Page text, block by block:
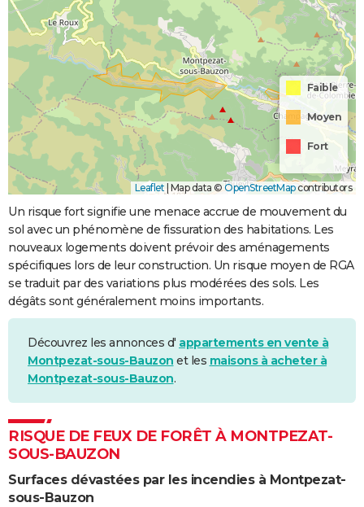
Faible
Moyen
Fort
Leaflet | Map data © OpenStreetMapcontributors
Un risque fort signifie une menace accrue de mouvement du
sol avec un phénomène de fissuration des habitations. Les
nouveaux logements doivent prévoir des aménagements
spécifiques lors de leur construction. Un risque moyen de RGA
se traduit par des variations plus modérées des sols. Les
dégâts sont généralement moins importants.
Découvrez les annonces d' appartements en vente à
Montpezat-sous-Bauzon et les maisons à acheter à
Montpezat-sous-Bauzon.
RISQUE DE FEUX DE FORÊT À MONTPEZAT-
SOUS-BAUZON
Surfaces dévastées par les incendies à Montpezat-
sous-Bauzon